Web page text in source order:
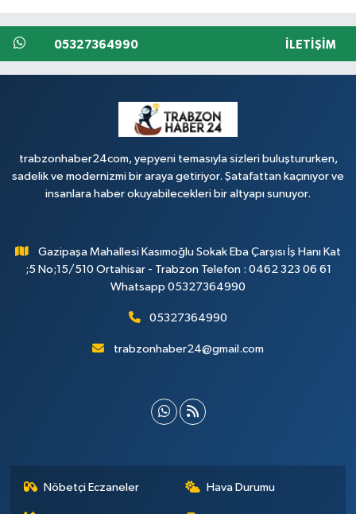
05327364990 İLETIŞIM
trabzonhaber24com, yepyeni temasıyla sizleri buluştururken,
sadelik ve modernizmi bir araya getiriyor. Şatafattan kaçınıyor ve
insanlara haber okuyabilecekleri bir altyapı sunuyor.
Gazipaşa Mahallesi Kasımoğlu Sokak Eba Çarşısı İş Hanı Kat
;5 No;15/510 Ortahisar - Trabzon Telefon : 0462 323 06 61
Whatsapp 05327364990
05327364990
trabzonhaber24@gmail.com
Nöbetçi Eczaneler Hava Durumu